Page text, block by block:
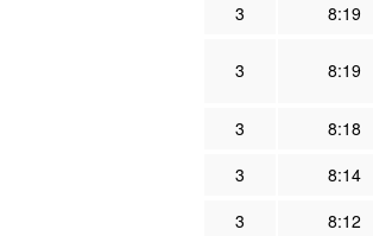
3
8:19
3 8:19
3
8:18
3
8:14
3
8:12